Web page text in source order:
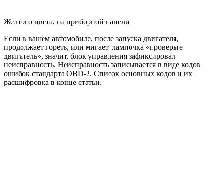
Желтого цвета, на приборной панели
Если в вашем автомобиле, после запуска двигателя,
продолжает гореть, или мигает, лампочка «проверьте
двигатель», значит, блок управления зафиксировал
неисправность. Неисправность записывается в виде кодов
ошибок стандарта OBD-2. Список основных кодов и их
расшифровка в конце статьи.